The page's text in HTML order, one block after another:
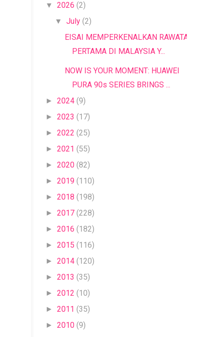
▼ 2026 (2)
▼ July (2)
EISAI MEMPERKENALKAN RAWATAN
PERTAMA DI MALAYSIA Y...
NOW IS YOUR MOMENT: HUAWEI
PURA 90s SERIES BRINGS ...
► 2024 (9)
► 2023 (17)
► 2022 (25)
► 2021 (55)
► 2020 (82)
► 2019 (110)
► 2018 (198)
► 2017 (228)
► 2016 (182)
► 2015 (116)
► 2014 (120)
► 2013 (35)
► 2012 (10)
► 2011 (35)
► 2010 (9)